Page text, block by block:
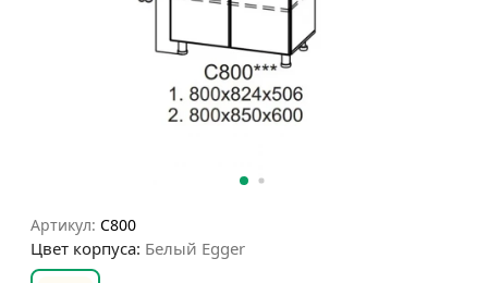
Артикул: С800
Цвет корпуса: Белый Egger